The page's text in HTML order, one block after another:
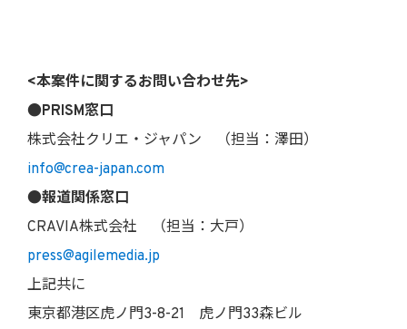
<本案件に関するお問い合わせ先>
●PRISM窓口
株式会社クリエ・ジャパン （担当：澤田）
info@crea-japan.com
●報道関係窓口
CRAVIA株式会社 （担当：大戸）
press@agilemedia.jp
上記共に
東京都港区虎ノ門3-8-21 虎ノ門33森ビル